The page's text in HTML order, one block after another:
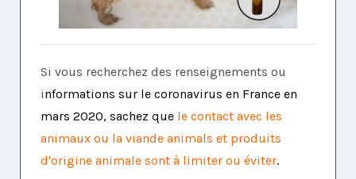
Si vous recherchez des renseignements ou
informations sur le coronavirus en France en
mars 2020, sachez que le contact avec les
animaux ou la viande animals et produits
d'origine animale sont à limiter ou éviter.